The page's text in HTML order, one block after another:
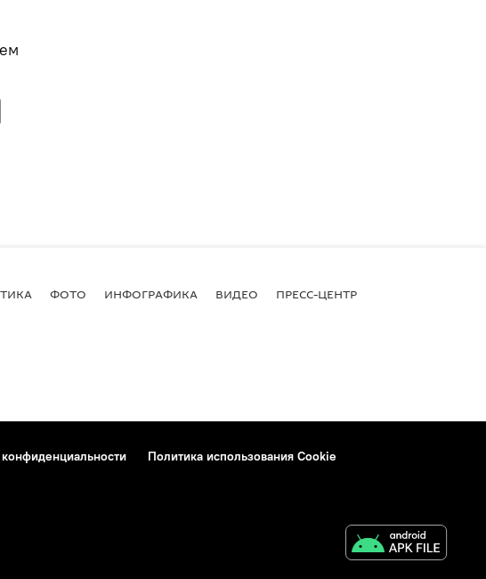
ФОТО ИНФОГРАФИКА ВИДЕО ПРЕСС-ЦЕНТР
Политика использования Cookie